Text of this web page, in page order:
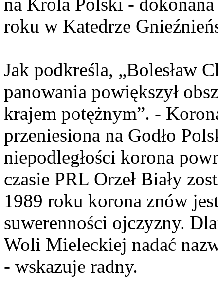
na Króla Polski -
roku w Katedrze
Jak podkreśla, „Bolesław
panowania powiększył
krajem potężnym”. -
przeniesiona na Godło
niepodległości korona
czasie PRL Orzeł Biały
1989 roku korona znów
suwerenności ojczyzny.
Woli Mieleckiej nadać
- wskazuje radny.